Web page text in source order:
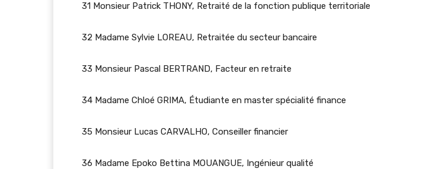
31 Monsieur Patrick THONY, Retraité de la fonction publique territoriale
32 Madame Sylvie LOREAU, Retraitée du secteur bancaire
33 Monsieur Pascal BERTRAND, Facteur en retraite
34 Madame Chloé GRIMA, Étudiante en master spécialité finance
35 Monsieur Lucas CARVALHO, Conseiller financier
36 Madame Epoko Bettina MOUANGUE, Ingénieur qualité